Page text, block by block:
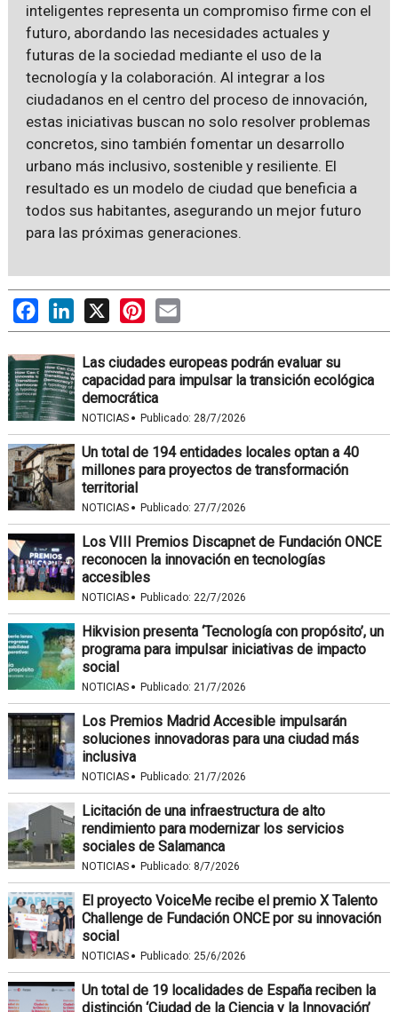
inteligentes representa un compromiso firme con el
futuro, abordando las necesidades actuales y
futuras de la sociedad mediante el uso de la
tecnología y la colaboración. Al integrar a los
ciudadanos en el centro del proceso de innovación,
estas iniciativas buscan no solo resolver problemas
concretos, sino también fomentar un desarrollo
urbano más inclusivo, sostenible y resiliente. El
resultado es un modelo de ciudad que beneficia a
todos sus habitantes, asegurando un mejor futuro
para las próximas generaciones.
FacebookLinkedIn
X PinterestEmail
Las ciudades europeas podrán evaluar su
capacidad para impulsar la transición ecológica
democrática
NOTICIAS · Publicado: 28/7/2026
Un total de 194 entidades locales optan a 40
millones para proyectos de transformación
territorial
NOTICIAS · Publicado: 27/7/2026
Los VIII Premios Discapnet de Fundación ONCE
reconocen la innovación en tecnologías
accesibles
NOTICIAS · Publicado: 22/7/2026
Hikvision presenta ‘Tecnología con propósito’, un
programa para impulsar iniciativas de impacto
social
NOTICIAS · Publicado: 21/7/2026
Los Premios Madrid Accesible impulsarán
soluciones innovadoras para una ciudad más
inclusiva
NOTICIAS · Publicado: 21/7/2026
Licitación de una infraestructura de alto
rendimiento para modernizar los servicios
sociales de Salamanca
NOTICIAS · Publicado: 8/7/2026
El proyecto VoiceMe recibe el premio X Talento
Challenge de Fundación ONCE por su innovación
social
NOTICIAS · Publicado: 25/6/2026
Un total de 19 localidades de España reciben la
distinción ‘Ciudad de la Ciencia y la Innovación’